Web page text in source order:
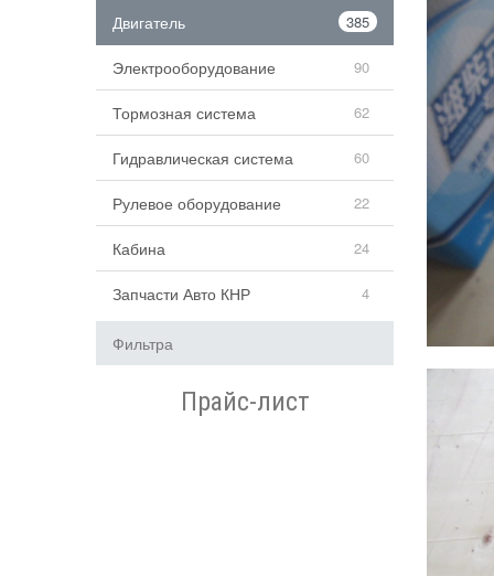
Двигатель 385
Электрооборудование 90
Тормозная система 62
Гидравлическая система 60
Рулевое оборудование 22
Кабина 24
Запчасти Авто КНР 4
Фильтра
Прайс-лист